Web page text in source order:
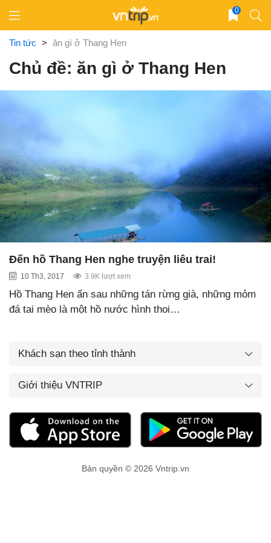
content
0
Tin tức > ăn gì ở Thang Hen
Chủ đề: ăn gì ở Thang Hen
Đến hồ Thang Hen nghe truyện liêu trai!
10 Th3, 2017 3.9K lượt xem
Hồ Thang Hen ẩn sau những tán rừng già, những mỏm
đá tai mèo là một hồ nước hình thoi…
Khách sạn theo tỉnh thành
Giới thiệu VNTRIP
Bản quyền © 2026 Vntrip.vn